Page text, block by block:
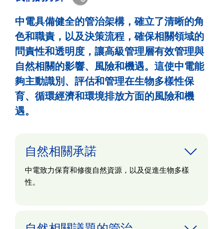
中電具備健全的管治架構，確立了清晰的角
色和職責，以及決策流程，確保相關領域的
問責性和透明度，讓高級管理層有效管理與
自然相關的影響、風險和機遇。這使中電能
夠主動識別、評估和管理在生物多樣性保
育、循環經濟和環境排放方面的風險和機
遇。
自然相關承諾
中電致力保育和修復自然資源，以及促進生物多樣
性。